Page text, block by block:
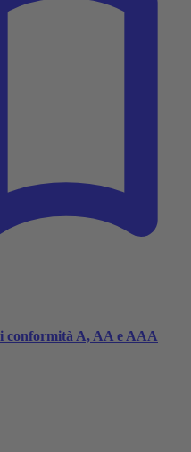
conformità A, AA e AAA